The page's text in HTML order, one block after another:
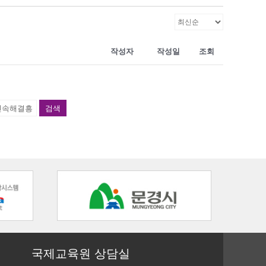
작성자 작성일 조회
검색
국제교육원 상담실